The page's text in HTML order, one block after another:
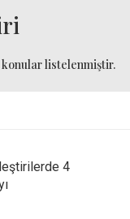
listelenmiştir.
4